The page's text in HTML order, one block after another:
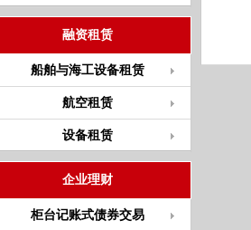
融资租赁
船舶与海工设备租赁
航空租赁
设备租赁
企业理财
柜台记账式债券交易